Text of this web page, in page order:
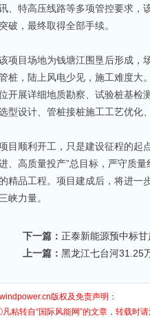
、特高压线路等多项管控要求，
突破，最终取得全部手续。
项目场地为钱塘江围垦后形成，
桩，陆上风电少见，施工难度大
开展详细地质勘察、试验桩基检
型设计、管桩接桩施工工艺优化
目顺利开工，只是建设征程的起
、高质量投产”总目标，严守质
的精品工程。项目建成后，将进一
三峡力量。
下一篇： 正泰新能源预中标
上一篇： 黑龙江七台河31.25
版权及免责声明：
粘转自“国际风能网”的文章，转载时请